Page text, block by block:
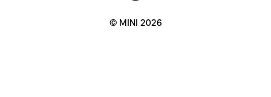
© MINI 2026